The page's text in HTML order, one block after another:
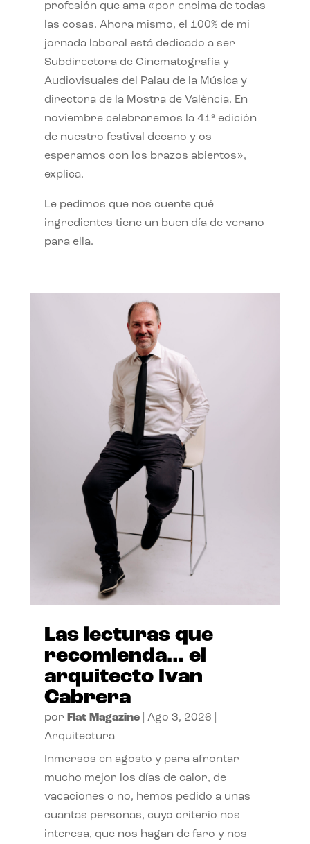
profesión que ama «por encima de todas
las cosas. Ahora mismo, el 100% de mi
jornada laboral está dedicado a ser
Subdirectora de Cinematografía y
Audiovisuales del Palau de la Música y
directora de la Mostra de València. En
noviembre celebraremos la 41ª edición
de nuestro festival decano y os
esperamos con los brazos abiertos»,
explica.
Le pedimos que nos cuente qué
ingredientes tiene un buen día de verano
para ella.
Las lecturas que
recomienda… el
arquitecto Ivan
Cabrera
por Flat Magazine| Ago 3, 2026
Arquitectura
Inmersos en agosto y para afrontar
mucho mejor los días de calor, de
vacaciones o no, hemos pedido a unas
cuantas personas, cuyo criterio nos
interesa, que nos hagan de faro y nos